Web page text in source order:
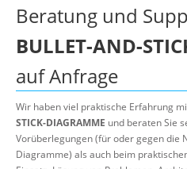
Individuelle
Offene Seminare
Wissen
Über uns
Suche
Beratung und
BULLET-AND-
auf Anfrage
Wir haben viel praktische Erfahrung
STICK-DIAGRAMME und beraten Sie
Vorüberlegungen (für oder gegen die
Diagramme) als auch beim